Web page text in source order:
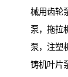
械用齿轮
泵，拖拉
泵，注塑
铸机叶片